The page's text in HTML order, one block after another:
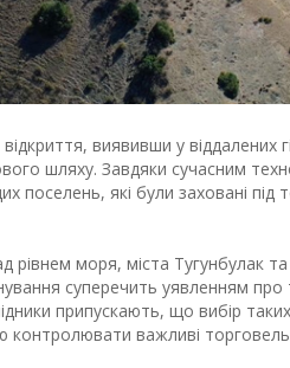
виявивши у віддалених
шляху. Завдяки сучасним
поселень, які були заховані
рівнем моря, міста Тугунбулак
суперечить уявленням
припускають, що вибір
контролювати важливі